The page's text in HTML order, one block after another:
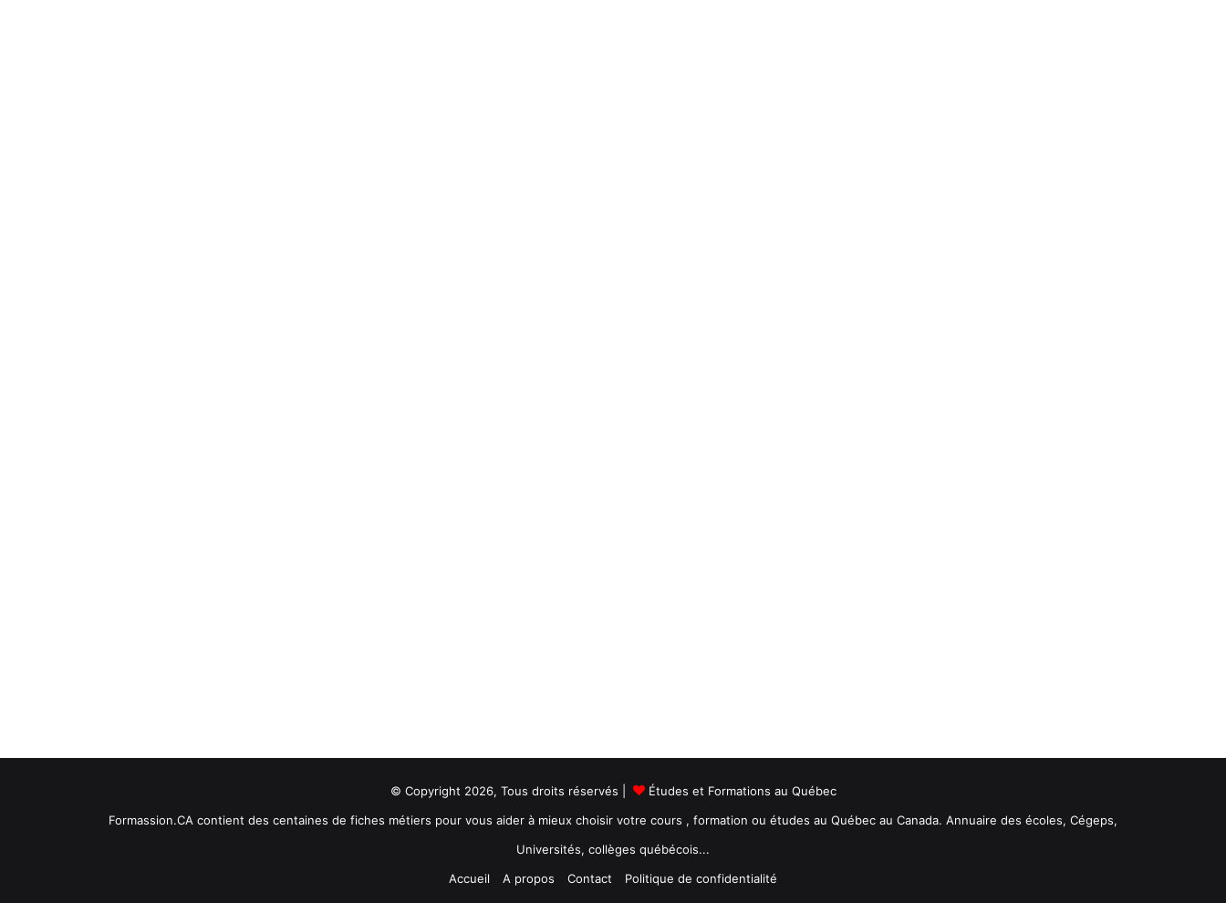
© Copyright 2026, Tous droits réservés |
Études et Formations au Québec
Formassion.CA contient des centaines de fiches métiers pour vous aider à mieux choisir votre cours , formation ou études au Québec au Canada. Annuaire des écoles, Cégeps,
Universités, collèges québécois...
Accueil
A propos Contact Politique de confidentialité